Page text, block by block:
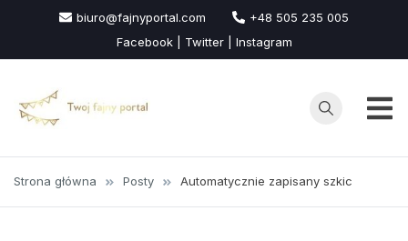
treści
biuro@fajnyportal.com
+48 505 235 005
Facebook | Twitter | Instagram
Strona główna Posty Automatycznie zapisany szkic